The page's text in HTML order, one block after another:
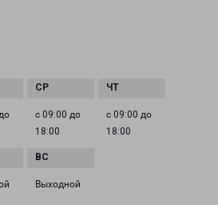
с 09:00 до
18:00
с 09:00 до
18:00
Выходной